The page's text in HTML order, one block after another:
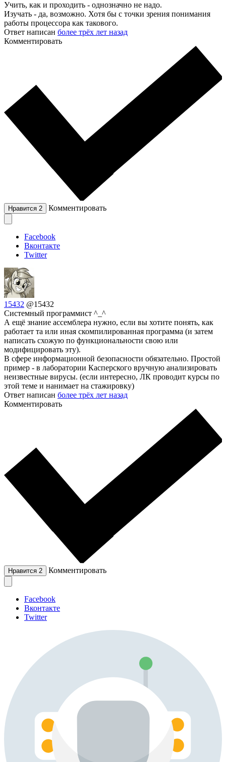
Учить, как и проходить - однозначно не надо.
Изучать - да, возможно. Хотя бы с точки зрения понимания
работы процессора как такового.
Ответ написан более трёх лет назад
Комментировать
Нравится 2 Комментировать
Facebook
Вконтакте
Twitter
15432 @15432
Системный программист ^_^
А ещё знание ассемблера нужно, если вы хотите понять, как
работает та или иная скомпилированная программа (и затем
написать схожую по функциональности свою или
модифицировать эту).
В сфере информационной безопасности обязательно. Простой
пример - в лаборатории Касперского вручную анализировать
неизвестные вирусы. (если интересно, ЛК проводит курсы по
этой теме и нанимает на стажировку)
Ответ написан более трёх лет назад
Комментировать
Нравится 2 Комментировать
Facebook
Вконтакте
Twitter